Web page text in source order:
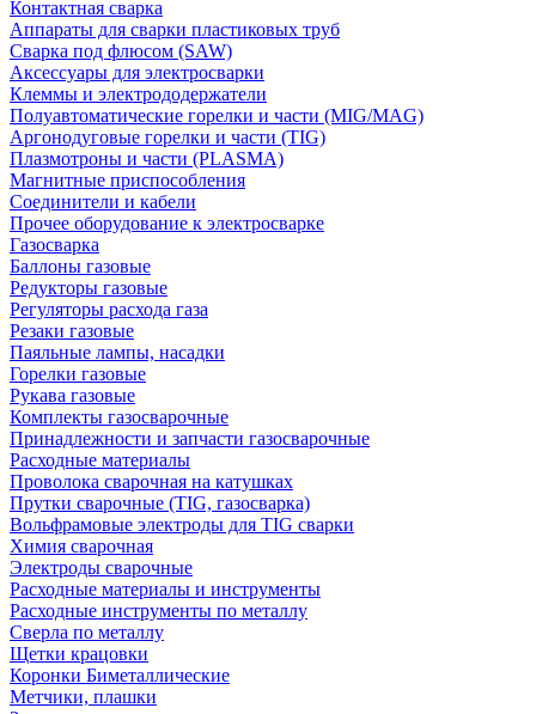
Контактная сварка
Аппараты для сварки пластиковых труб
Сварка под флюсом (SAW)
Аксессуары для электросварки
Клеммы и электрододержатели
Полуавтоматические горелки и части (MIG/MAG)
Аргонодуговые горелки и части (TIG)
Плазмотроны и части (PLASMA)
Магнитные приспособления
Соединители и кабели
Прочее оборудование к электросварке
Газосварка
Баллоны газовые
Редукторы газовые
Регуляторы расхода газа
Резаки газовые
Паяльные лампы, насадки
Горелки газовые
Рукава газовые
Комплекты газосварочные
Принадлежности и запчасти газосварочные
Расходные материалы
Проволока сварочная на катушках
Прутки сварочные (TIG, газосварка)
Вольфрамовые электроды для TIG сварки
Химия сварочная
Электроды сварочные
Расходные материалы и инструменты
Расходные инструменты по металлу
Сверла по металлу
Щетки крацовки
Коронки Биметаллические
Метчики, плашки